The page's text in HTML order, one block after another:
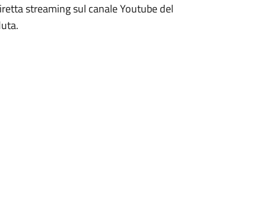
streaming sul canale Youtube del